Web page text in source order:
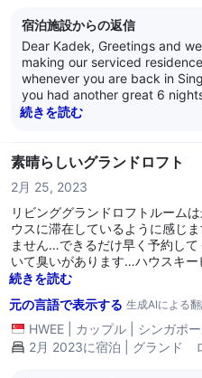
宿泊施設からの返信
Dear Kadek, Greetings and welcome back! Thank you for
making our serviced
whenever you are back in
you had another great 6
delighted you especially liked
North MRT station within the
privilege to have been of
hope Citadines Fusionopolis
whenever you are back in
look forward to welcoming
service, and we wish you
support. ---- Kind regards, The management of Citadines
Fusionopolis Singapore
続きを読む
素晴らしいグランドロフト
2月 25, 2023
リビンググランドロフトルーム
ウスに滞在しているように感じ
ません…できるだけ早く予約してください。 欠点 -
いて臭いがあります…ハウスキ
よう頼んだが何もされませんで
れて2階に冷気を流す必要があり
涼しかったです… 週末はモール内のフードアウトレットがほとんど
閉まっていることに注意してく
は簡単で、ホーランドビレッジ
続きを読む
元の言語で表示する 生成AIによる
HWEE カップル
シンガポ
2月 2023に宿泊 | グランド